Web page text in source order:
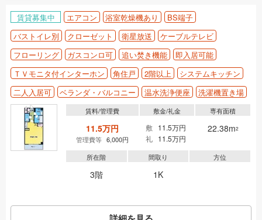
賃貸募集中 エアコン 浴室乾燥機あり
BS端子
バストイレ別
クローゼット 衛星放送
ケーブルテレビ
フローリング
ガスコンロ可 追い焚き機能
即入居可能
ＴＶモニタ付インターホン
角住戸 2階以上
システムキッチン
二人入居可
ベランダ・バルコニー 温水洗浄便座 洗濯機置き場
賃料/管理費
11.5万円
管理費等 6,000円
敷金/礼金
敷
11.5万円
礼
11.5万円
専有面積
22.38m2
所在階
3階
間取り
1K
方位